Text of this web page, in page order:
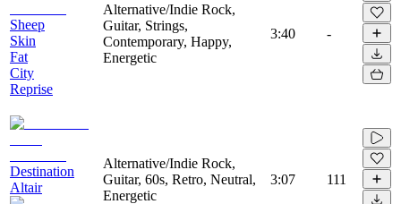
Sheep
Skin
Fat
City
Reprise
Alternative/Indie Rock,
Guitar, Strings,
Contemporary, Happy,
Energetic
3:40 -
Destination
Altair
Alternative/Indie Rock,
Guitar, 60s, Retro, Neutral,
Energetic
3:07 111